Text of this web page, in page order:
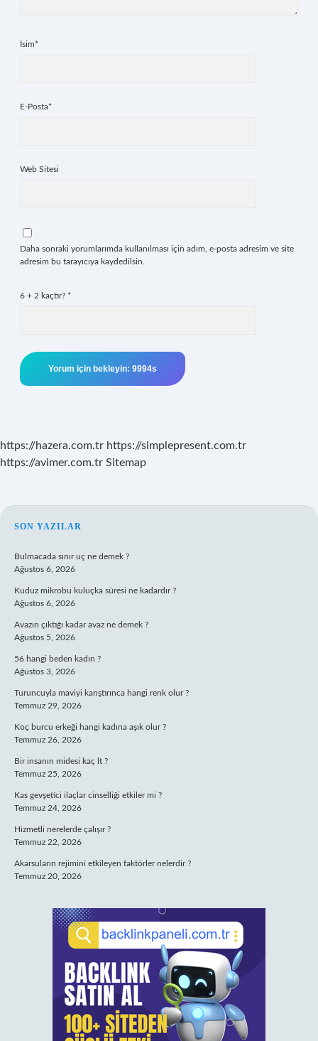
İsim*
E-Posta*
Web Sitesi
Daha sonraki yorumlarımda kullanılması için adım, e-posta adresim ve site
adresim bu tarayıcıya kaydedilsin.
6 + 2 kaçtır? *
https://hazera.com.tr https://simplepresent.com.tr
https://avimer.com.tr Sitemap
SIDEBAR
SON YAZILAR
Bulmacada sınır uç ne demek ?
Ağustos 6, 2026
Kuduz mikrobu kuluçka süresi ne kadardır ?
Ağustos 6, 2026
Avazın çıktığı kadar avaz ne demek ?
Ağustos 5, 2026
56 hangi beden kadın ?
Ağustos 3, 2026
Turuncuyla maviyi karıştırınca hangi renk olur ?
Temmuz 29, 2026
Koç burcu erkeği hangi kadına aşık olur ?
Temmuz 26, 2026
Bir insanın midesi kaç lt ?
Temmuz 25, 2026
Kas gevşetici ilaçlar cinselliği etkiler mi ?
Temmuz 24, 2026
Hizmetli nerelerde çalışır ?
Temmuz 22, 2026
Akarsuların rejimini etkileyen faktörler nelerdir ?
Temmuz 20, 2026